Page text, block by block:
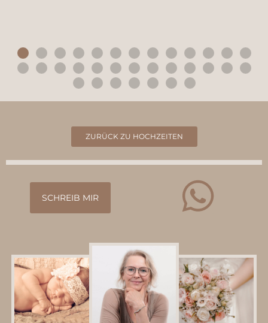
ZURÜCK ZU HOCHZEITEN
SCHREIB MIR